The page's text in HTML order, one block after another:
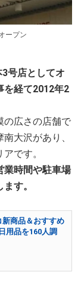
ープン
号店としてオ
を経て2012年2
の広さの店舗で
大沢があり、
です。
業時間や駐車場
す。
新商品＆おすすめ
用品を160人調